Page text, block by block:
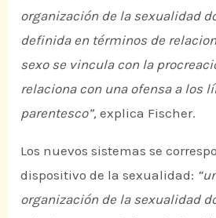
organización de la sexualidad
definida en términos de
sexo se vincula con la
relaciona con una ofensa a los
parentesco”, explica Fischer.
Los nuevos sistemas se
dispositivo de la sexualidad:
organización de la sexualidad